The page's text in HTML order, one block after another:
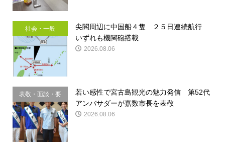
社会・一般
尖閣周辺に中国船４隻 ２５日連続航行
いずれも機関砲搭載
2026.08.06
表敬・面談・要
請
若い感性で宮古島観光の魅力発信 第52代
アンバサダーが嘉数市長を表敬
2026.08.06